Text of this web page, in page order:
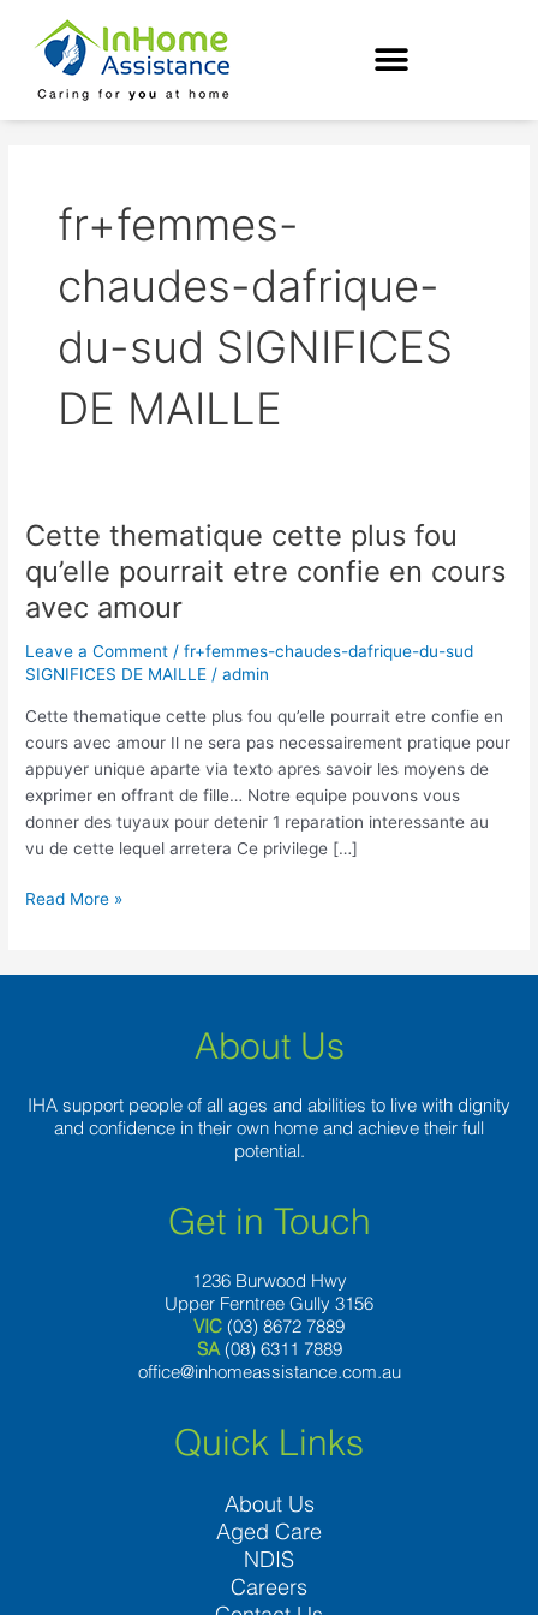
content
fr+femmes-
chaudes-dafrique-
du-sud SIGNIFICES
DE MAILLE
Cette thematique cette plus fou
qu’elle pourrait etre confie en cours
avec amour
Leave a Comment /fr+femmes-chaudes-dafrique-du-sud
SIGNIFICES DE MAILLE /admin
Cette thematique cette plus fou qu’elle pourrait etre confie en
cours avec amour Il ne sera pas necessairement pratique pour
appuyer unique aparte via texto apres savoir les moyens de
exprimer en offrant de fille… Notre equipe pouvons vous
donner des tuyaux pour detenir 1 reparation interessante au
vu de cette lequel arretera Ce privilege […]
Cette
thematique
cette
plus
qu’elle
etre
confie
en
cours
avec
amour
Read More »
About Us
IHA support people of all ages and abilities to live with dignity
and confidence in their own home and achieve their full
potential.
Get in Touch
1236 Burwood Hwy
Upper Ferntree Gully 3156
VIC (03) 8672 7889
SA (08) 6311 7889
office@inhomeassistance.com.au
Quick Links
About Us
Aged Care
NDIS
Careers